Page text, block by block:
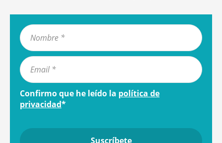
Confirmo que he leído la política de
privacidad*